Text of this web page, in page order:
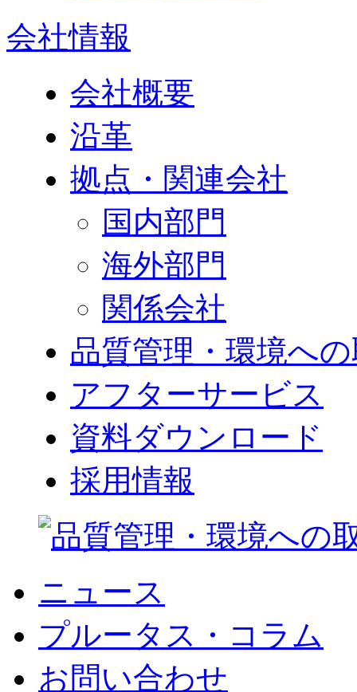
会社情報
会社概要
沿革
拠点・関連会社
国内部門
海外部門
関係会社
品質管理・環境へ
アフターサービス
資料ダウンロード
採用情報
ニュース
プルータス・コラム
お問い合わせ